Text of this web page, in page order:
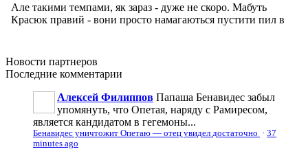
Новости партнеров
Последние комментарии
Алексей Филиппов Папаша Бенавидес забыл
упомянуть, что Опетая, наряду с Рамиресом,
является кандидатом в гегемоны...
Бенавидес уничтожит Опетаю — отец увидел достаточно · 37
minutes ago